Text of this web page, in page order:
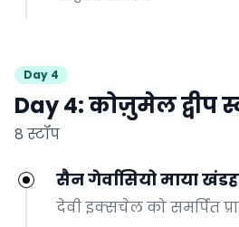
Day 4
Day 4: कोज़ुमेल द्वीप
8 स्टॉप
सैन गेर्वासियो माया
देवी इक्सचेल को समर्पित